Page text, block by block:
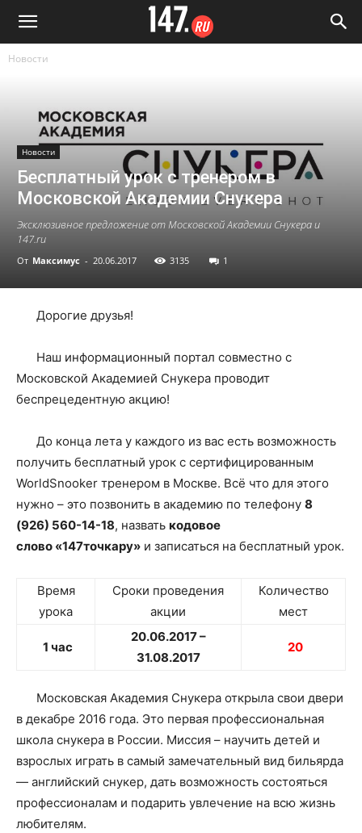
Новости
Новости
Бесплатный урок с тренером в
Московской Академии Снукера
Эксклюзивное предложение от Московской Академии Снукера и
147.ru
От Максимус - 20.06.2017 3135 1
Дорогие друзья!
Наш информационный портал совместно с
Московской Академией Снукера проводит
беспрецедентную акцию!
До конца лета у каждого из вас есть возможность
получить бесплатный урок с сертифицированным
WorldSnooker тренером в Москве. Всё что для этого
нужно – это позвонить в академию по телефону 8
(926) 560-14-18, назвать кодовое
слово «147точкару» и записаться на бесплатный урок.
Время
урока
Сроки проведения
акции
Количество
мест
1 час
20.06.2017 –
31.08.2017
20
Московская Академия Снукера открыла свои двери
в декабре 2016 года. Это первая профессиональная
школа снукера в России. Миссия – научить детей и
взрослых играть в самый замечательный вид бильярда
— английский снукер, дать возможность состояться
профессионалам и подарить увлечение на всю жизнь
любителям.